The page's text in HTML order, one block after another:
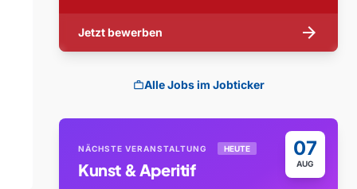
Jetzt bewerben arrow_forward
workAlle Jobs im Jobticker
07
AUG
NÄCHSTE VERANSTALTUNG HEUTE
Kunst & Aperitif